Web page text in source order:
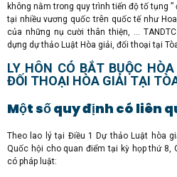
không nằm trong quy trình tiến độ tố tụng
tại nhiều vương quốc trên quốc tế như
của những nụ cười thân thiện, …
dựng dự thảo Luật Hòa giải, đối thoại tại
LY HÔN CÓ BẮT BUỘC
ĐỐI THOẠI HÒA GIẢI TẠI
Một số quy định có liên
Theo lao lý tại Điều 1 Dự thảo Luật hòa
Quốc hội cho quan điểm tại kỳ họp thứ 8,
có pháp luật: